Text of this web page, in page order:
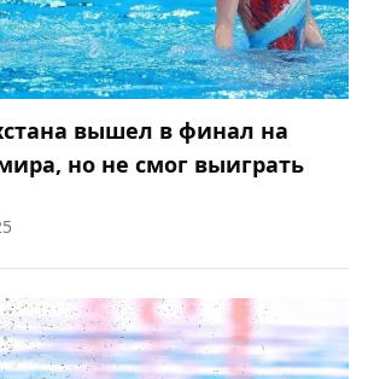
вышел в финал на
но не смог выиграть